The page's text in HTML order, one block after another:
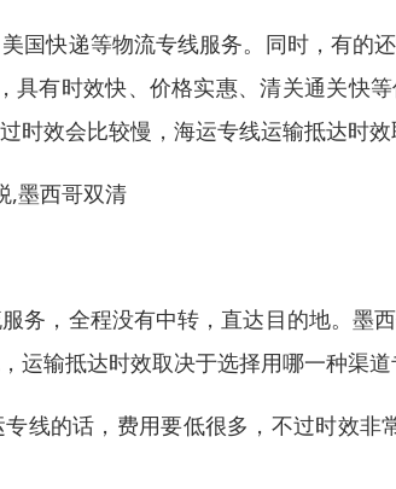
国快递等物流专线服务。同时，有的
具有时效快、价格实惠、清关通关快
时效会比较慢，海运专线运输抵达时效
,墨西哥双清
务，全程没有中转，直达目的地。墨
输抵达时效取决于选择用哪一种渠道
线的话，费用要低很多，不过时效非